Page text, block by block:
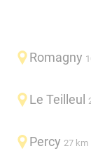
Romagny
Le Teilleul
Percy 27 km